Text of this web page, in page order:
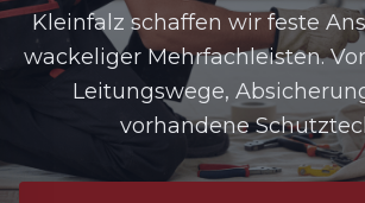
Kleinfalz schaffen wir feste
wackeliger Mehrfachleisten.
Leitungswege,
vorhandene